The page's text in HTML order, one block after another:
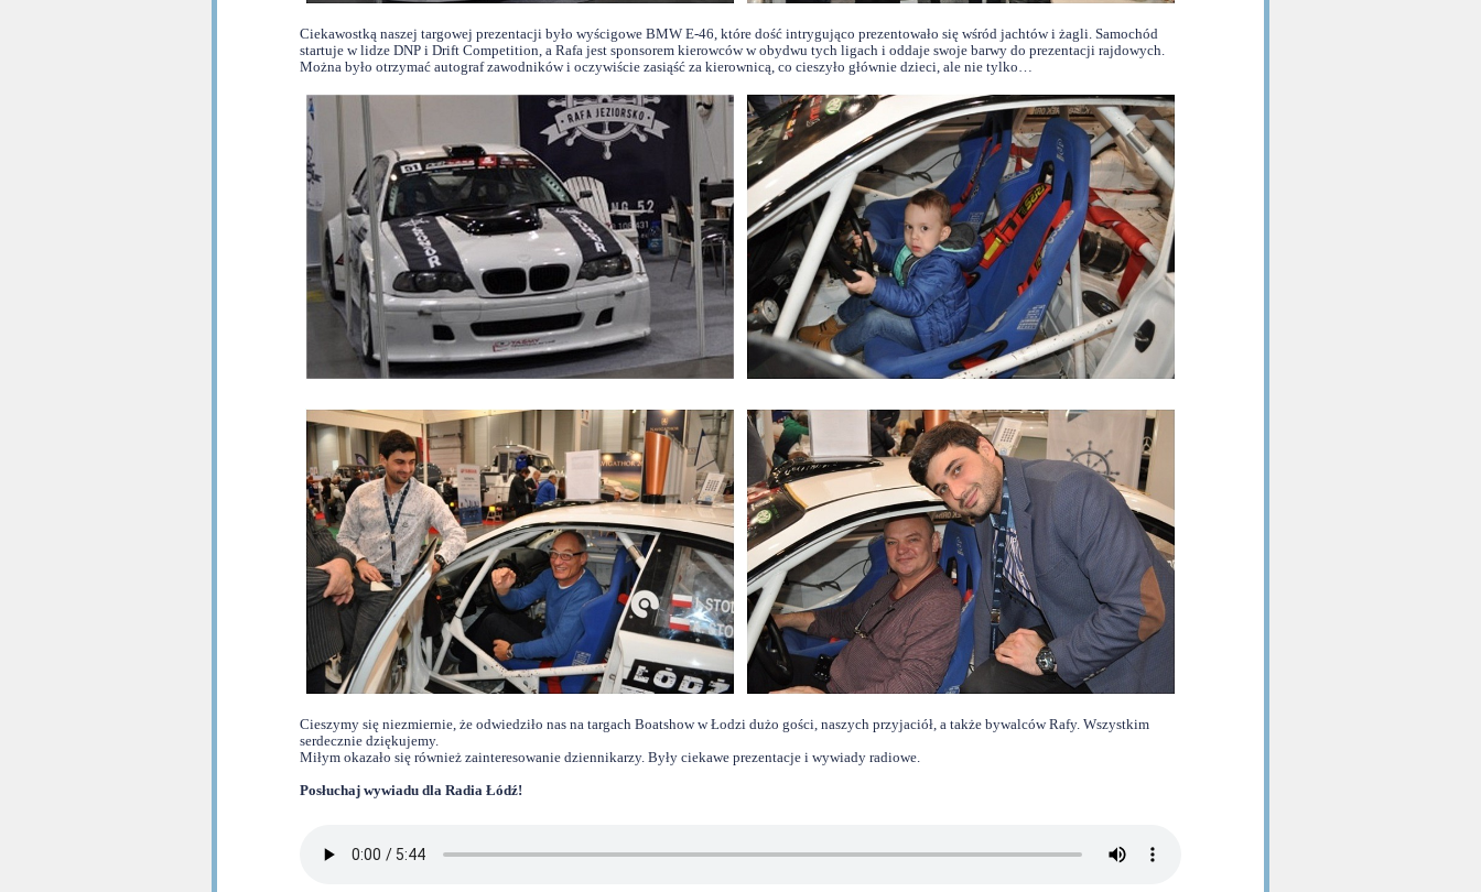
Ciekawostką naszej targowej prezentacji było wyścigowe BMW E-46, które dość intrygująco prezentowało się wśród jachtów i żagli. Samochód
startuje w lidze DNP i Drift Competition, a Rafa jest sponsorem kierowców w obydwu tych ligach i oddaje swoje barwy do prezentacji rajdowych.
Można było otrzymać autograf zawodników i oczywiście zasiąść za kierownicą, co cieszyło głównie dzieci, ale nie tylko…
Cieszymy się niezmiernie, że odwiedziło nas na targach Boatshow w Łodzi dużo gości, naszych przyjaciół, a także bywalców Rafy. Wszystkim
serdecznie dziękujemy.
Miłym okazało się również zainteresowanie dziennikarzy. Były ciekawe prezentacje i wywiady radiowe.
Posłuchaj wywiadu dla Radia Łódź!